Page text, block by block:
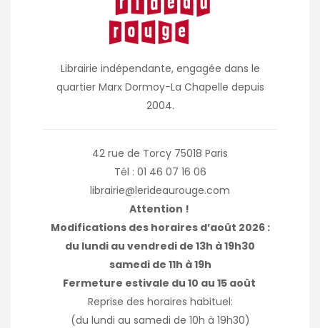
Librairie indépendante, engagée dans le
quartier Marx Dormoy-La Chapelle depuis
2004.
42 rue de Torcy 75018 Paris
Tél : 01 46 07 16 06
librairie@lerideaurouge.com
Attention !
Modifications des horaires d’août 2026 :
du lundi au vendredi de 13h à 19h30
samedi de 11h à 19h
Fermeture estivale du 10 au 15 août
Reprise des horaires habituel:
(du lundi au samedi de 10h à 19h30)